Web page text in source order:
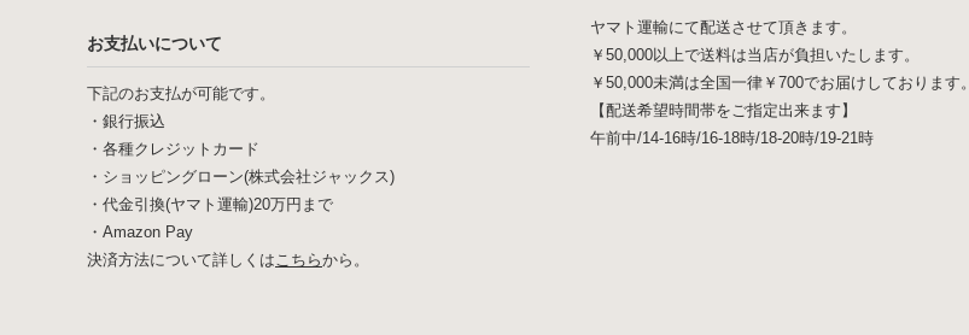
お支払いについて
下記のお支払が可能です。
・銀行振込
・各種クレジットカード
・ショッピングローン(株式会社ジャックス)
・代金引換(ヤマト運輸)20万円まで
・Amazon Pay
決済方法について詳しくはこちらから。
ヤマト運輸にて配送させて頂きます。
￥50,000以上で送料は当店が負担いたします。
￥50,000未満は全国一律￥700でお届けしております。
【配送希望時間帯をご指定出来ます】
午前中/14-16時/16-18時/18-20時/19-21時